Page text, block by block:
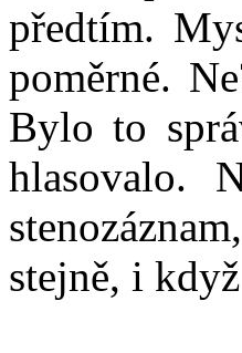
předtím.
poměrné.
Bylo to
hlasovalo.
stejně, i